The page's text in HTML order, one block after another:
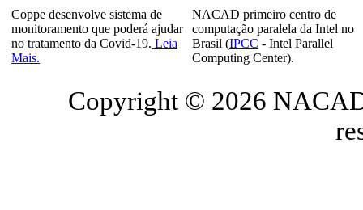
Coppe desenvolve sistema de
monitoramento que poderá ajudar
no tratamento da Covid-19. Leia
Mais.
NACAD primeiro centro de
computação paralela da Intel no
Brasil (IPCC - Intel Parallel
Computing Center).
Copyright © 2026